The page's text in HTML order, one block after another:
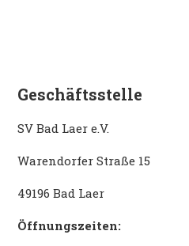
Geschäftsstelle
SV Bad Laer e.V.
Warendorfer Straße 15
49196 Bad Laer
Öffnungszeiten: